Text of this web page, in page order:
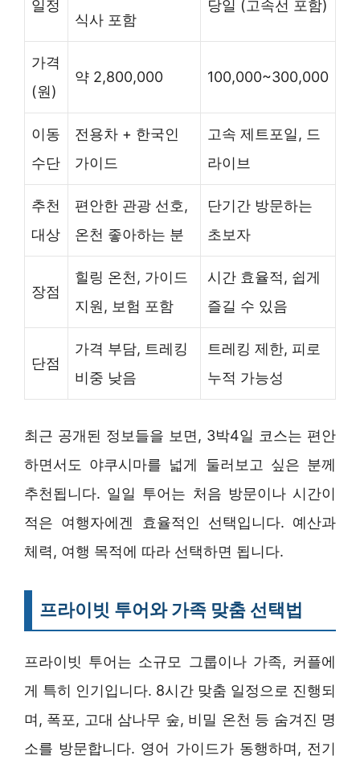
일정
식사 포함
당일 (고속선 포함)
가격
(원)
약 2,800,000 100,000~300,000
이동
수단
전용차 + 한국인
가이드
고속 제트포일, 드
라이브
추천
대상
편안한 관광 선호,
온천 좋아하는 분
단기간 방문하는
초보자
장점
힐링 온천, 가이드
지원, 보험 포함
시간 효율적, 쉽게
즐길 수 있음
단점
가격 부담, 트레킹
비중 낮음
트레킹 제한, 피로
누적 가능성
최근 공개된 정보들을 보면, 3박4일 코스는 편안
하면서도 야쿠시마를 넓게 둘러보고 싶은 분께
추천됩니다. 일일 투어는 처음 방문이나 시간이
적은 여행자에겐 효율적인 선택입니다. 예산과
체력, 여행 목적에 따라 선택하면 됩니다.
프라이빗 투어와 가족 맞춤 선택법
프라이빗 투어는 소규모 그룹이나 가족, 커플에
게 특히 인기입니다. 8시간 맞춤 일정으로 진행되
며, 폭포, 고대 삼나무 숲, 비밀 온천 등 숨겨진 명
소를 방문합니다. 영어 가이드가 동행하며, 전기